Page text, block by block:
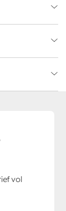
vol